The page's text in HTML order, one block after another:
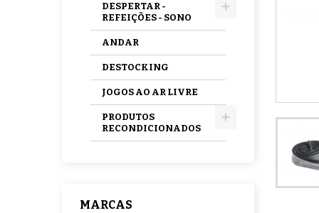
DESPERTAR -
REFEIÇÕES - SONO
ANDAR
DESTOCKING
JOGOS AO AR LIVRE
PRODUTOS
RECONDICIONADOS
MARCAS